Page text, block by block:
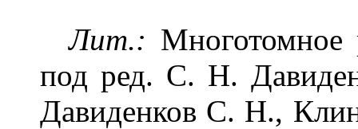
Лит.: Многотомное
под ред. С. Н.
Давиденков С. Н.,